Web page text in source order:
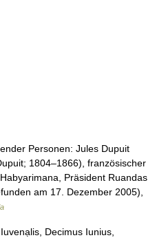
Personen: Jules Dupuit
1804–1866), französischer
Präsident Ruandas
am 17. Dezember 2005),
Decimus Iunius,